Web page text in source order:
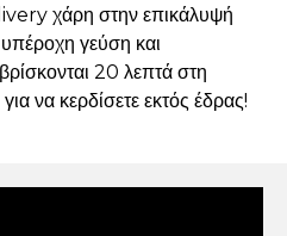
χάρη στην επικάλυψή
γεύση και
20 λεπτά στη
να κερδίσετε εκτός έδρας!